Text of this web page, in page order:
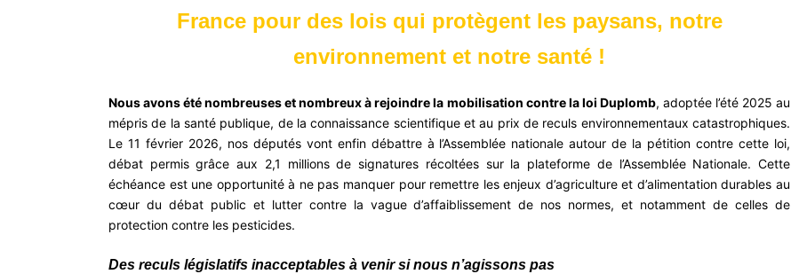
France pour des lois qui protègent les paysans, notre
environnement et notre santé !
Nous avons éténombreusesetnombreux à rejoindre la mobilisation contre la loi Duplomb, adoptée l’été 2025 au
mépris de la santé publique, de laconnaissance scientifiqueet au prix de reculs environnementauxcatastrophiques.
Le 11 février 2026, nos députés vont enfin débattre à l’Assemblée nationale autour de la pétition contrecette loi,
débat permis grâce aux 2,1 millions de signatures récoltées sur la plateforme de l’Assemblée Nationale. Cette
échéance est une opportunité à ne pas manquer pour remettre les enjeux d’agriculture et d’alimentation durables au
cœur du débat public et lutter contre la vague d’affaiblissement de nos normes, et notamment de celles de
protection contre les pesticides.
Des reculs législatifs inacceptables à venir si nous n’agissons pas